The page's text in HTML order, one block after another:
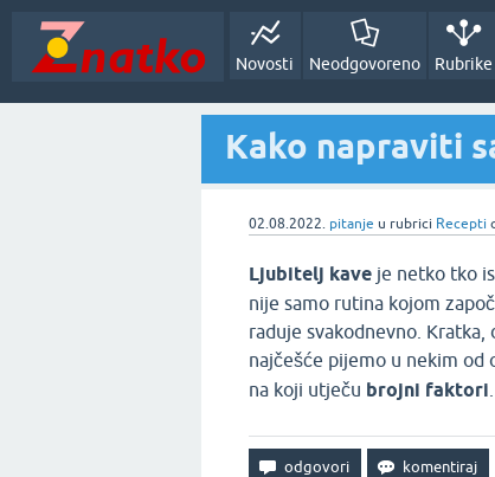
Novosti Neodgovoreno Rubrike
Kako napraviti
02.08.2022. pitanje u rubrici Recepti
Ljubitelj kave je netko tko
nije samo rutina kojom
raduje svakodnevno.
najčešće pijemo u nekim od
na koji utječu brojni faktori